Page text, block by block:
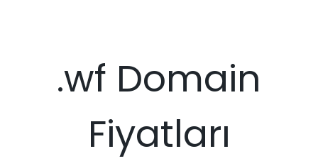
.wf Domain
Fiyatları